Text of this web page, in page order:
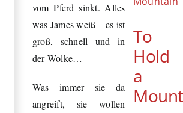
vom Pferd sinkt. Alles
was James weiß – es ist
groß, schnell und in
der Wolke…
Was immer sie da
angreift, sie wollen
To
Hold
a